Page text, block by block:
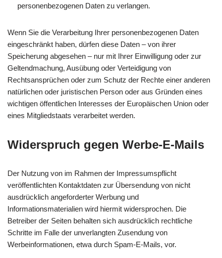
personenbezogenen Daten zu verlangen.
Wenn Sie die Verarbeitung Ihrer personenbezogenen Daten
eingeschränkt haben, dürfen diese Daten – von ihrer
Speicherung abgesehen – nur mit Ihrer Einwilligung oder zur
Geltendmachung, Ausübung oder Verteidigung von
Rechtsansprüchen oder zum Schutz der Rechte einer anderen
natürlichen oder juristischen Person oder aus Gründen eines
wichtigen öffentlichen Interesses der Europäischen Union oder
eines Mitgliedstaats verarbeitet werden.
Widerspruch gegen Werbe-E-Mails
Der Nutzung von im Rahmen der Impressumspflicht
veröffentlichten Kontaktdaten zur Übersendung von nicht
ausdrücklich angeforderter Werbung und
Informationsmaterialien wird hiermit widersprochen. Die
Betreiber der Seiten behalten sich ausdrücklich rechtliche
Schritte im Falle der unverlangten Zusendung von
Werbeinformationen, etwa durch Spam-E-Mails, vor.